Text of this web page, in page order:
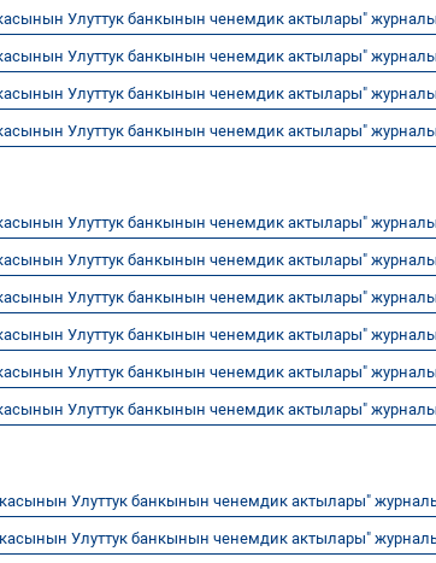
Улуттук банкынын ченемдик актылары"
Улуттук банкынын ченемдик актылары"
Улуттук банкынын ченемдик актылары"
Улуттук банкынын ченемдик актылары"
Улуттук банкынын ченемдик актылары"
Улуттук банкынын ченемдик актылары"
Улуттук банкынын ченемдик актылары"
Улуттук банкынын ченемдик актылары"
Улуттук банкынын ченемдик актылары"
Улуттук банкынын ченемдик актылары"
Улуттук банкынын ченемдик актылары"
Улуттук банкынын ченемдик актылары"